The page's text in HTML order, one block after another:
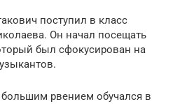
поступил в класс
Он начал посещать
был сфокусирован на
рвением обучался в